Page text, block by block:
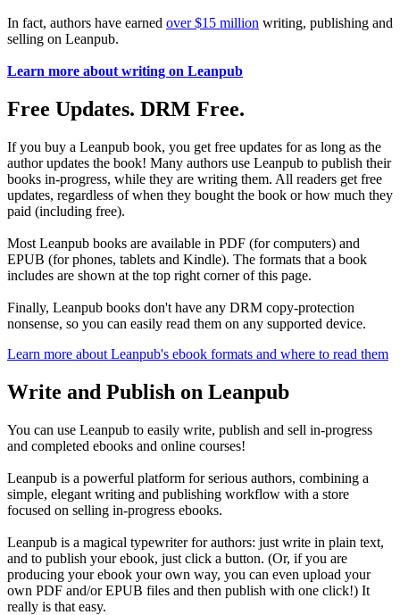
In fact, authors have earned over $15 million writing, publishing and
selling on Leanpub.
Learn more about writing on Leanpub
Free Updates. DRM Free.
If you buy a Leanpub book, you get free updates for as long as the
author updates the book! Many authors use Leanpub to publish their
books in-progress, while they are writing them. All readers get free
updates, regardless of when they bought the book or how much they
paid (including free).
Most Leanpub books are available in PDF (for computers) and
EPUB (for phones, tablets and Kindle). The formats that a book
includes are shown at the top right corner of this page.
Finally, Leanpub books don't have any DRM copy-protection
nonsense, so you can easily read them on any supported device.
Learn more about Leanpub's ebook formats and where to read them
Write and Publish on Leanpub
You can use Leanpub to easily write, publish and sell in-progress
and completed ebooks and online courses!
Leanpub is a powerful platform for serious authors, combining a
simple, elegant writing and publishing workflow with a store
focused on selling in-progress ebooks.
Leanpub is a magical typewriter for authors: just write in plain text,
and to publish your ebook, just click a button. (Or, if you are
producing your ebook your own way, you can even upload your
own PDF and/or EPUB files and then publish with one click!) It
really is that easy.